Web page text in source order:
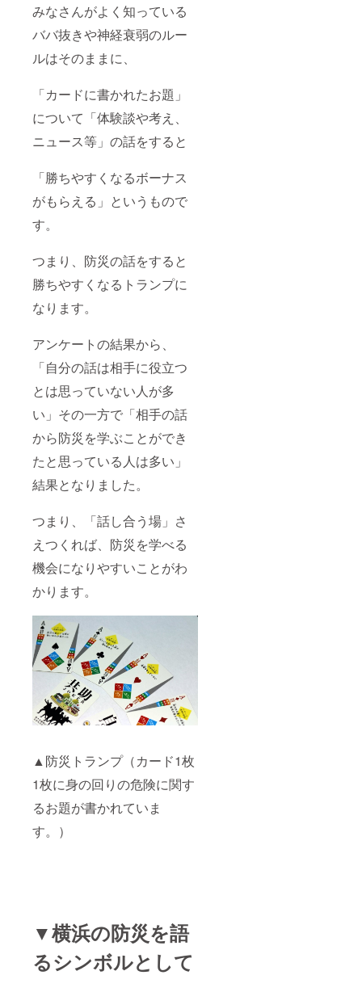
みなさんがよく知っている
ババ抜きや神経衰弱のルー
ルはそのままに、
「カードに書かれたお題」
について「体験談や考え、
ニュース等」の話をすると
「勝ちやすくなるボーナス
がもらえる」というもので
す。
つまり、防災の話をすると
勝ちやすくなるトランプに
なります。
アンケートの結果から、
「自分の話は相手に役立つ
とは思っていない人が多
い」その一方で「相手の話
から防災を学ぶことができ
たと思っている人は多い」
結果となりました。
つまり、「話し合う場」さ
えつくれば、防災を学べる
機会になりやすいことがわ
かります。
▲防災トランプ（カード1枚
1枚に身の回りの危険に関す
るお題が書かれていま
す。）
▼横浜の防災を語
るシンボルとして